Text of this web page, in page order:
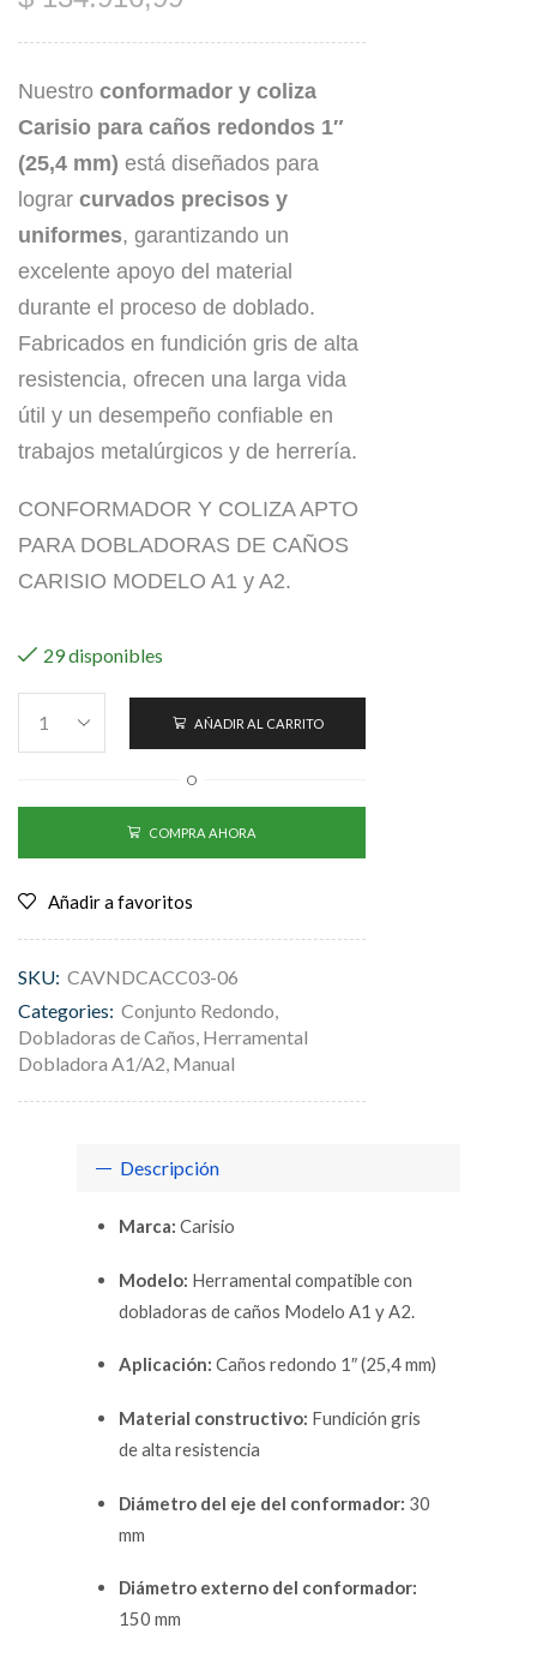
Nuestro conformador y coliza
Carisio para caños redondos 1″
(25,4 mm) está diseñados para
lograr curvados precisos y
uniformes, garantizando un
excelente apoyo del material
durante el proceso de doblado.
Fabricados en fundición gris de alta
resistencia, ofrecen una larga vida
útil y un desempeño confiable en
trabajos metalúrgicos y de herrería.
CONFORMADOR Y COLIZA APTO
PARA DOBLADORAS DE CAÑOS
CARISIO MODELO A1 y A2.
29 disponibles
AÑADIR AL CARRITO
O
COMPRA AHORA
Añadir a favoritos
SKU: CAVNDCACC03-06
Categories: Conjunto Redondo,
Dobladoras de Caños, Herramental
Dobladora A1/A2, Manual
Descripción
Marca: Carisio
Modelo: Herramental compatible con
dobladoras de caños Modelo A1 y A2.
Aplicación: Caños redondo 1″ (25,4 mm)
Material constructivo: Fundición gris
de alta resistencia
Diámetro del eje del conformador: 30
mm
Diámetro externo del conformador:
150 mm